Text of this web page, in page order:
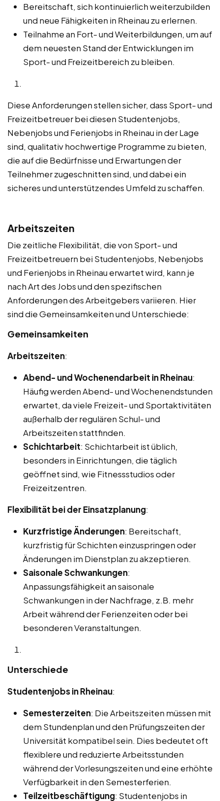
Bereitschaft, sich kontinuierlich weiterzubilden
und neue Fähigkeiten in Rheinau zu erlernen.
Teilnahme an Fort- und Weiterbildungen, um auf
dem neuesten Stand der Entwicklungen im
Sport- und Freizeitbereich zu bleiben.
Diese Anforderungen stellen sicher, dass Sport- und
Freizeitbetreuer bei diesen Studentenjobs,
Nebenjobs und Ferienjobs in Rheinau in der Lage
sind, qualitativ hochwertige Programme zu bieten,
die auf die Bedürfnisse und Erwartungen der
Teilnehmer zugeschnitten sind, und dabei ein
sicheres und unterstützendes Umfeld zu schaffen.
Arbeitszeiten
Die zeitliche Flexibilität, die von Sport- und
Freizeitbetreuern bei Studentenjobs, Nebenjobs
und Ferienjobs in Rheinau erwartet wird, kann je
nach Art des Jobs und den spezifischen
Anforderungen des Arbeitgebers variieren. Hier
sind die Gemeinsamkeiten und Unterschiede:
Gemeinsamkeiten
Arbeitszeiten:
Abend- und Wochenendarbeit in Rheinau:
Häufig werden Abend- und Wochenendstunden
erwartet, da viele Freizeit- und Sportaktivitäten
außerhalb der regulären Schul- und
Arbeitszeiten stattfinden.
Schichtarbeit: Schichtarbeit ist üblich,
besonders in Einrichtungen, die täglich
geöffnet sind, wie Fitnessstudios oder
Freizeitzentren.
Flexibilität bei der Einsatzplanung:
Kurzfristige Änderungen: Bereitschaft,
kurzfristig für Schichten einzuspringen oder
Änderungen im Dienstplan zu akzeptieren.
Saisonale Schwankungen:
Anpassungsfähigkeit an saisonale
Schwankungen in der Nachfrage, z.B. mehr
Arbeit während der Ferienzeiten oder bei
besonderen Veranstaltungen.
Unterschiede
Studentenjobs in Rheinau:
Semesterzeiten: Die Arbeitszeiten müssen mit
dem Stundenplan und den Prüfungszeiten der
Universität kompatibel sein. Dies bedeutet oft
flexiblere und reduzierte Arbeitsstunden
während der Vorlesungszeiten und eine erhöhte
Verfügbarkeit in den Semesterferien.
Teilzeitbeschäftigung: Studentenjobs in